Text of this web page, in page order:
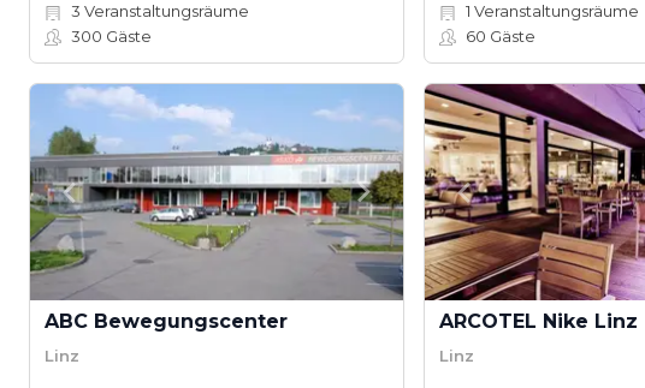
3 Veranstaltungsräume
300 Gäste
1 Veranstaltungsräume
60 Gäste
ABC Bewegungscenter
Linz
ARCOTEL Nike Linz
Linz